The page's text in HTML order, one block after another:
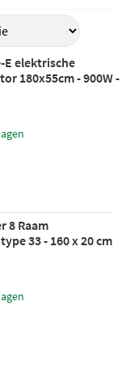
E elektrische
180x55cm - 900W -
8 Raam
33 - 160 x 20 cm